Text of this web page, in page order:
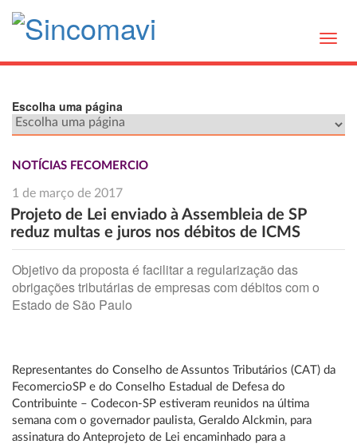
Escolha uma página
NOTÍCIAS FECOMERCIO
1 de março de 2017
Projeto de Lei enviado à Assembleia de SP
reduz multas e juros nos débitos de ICMS
Objetivo da proposta é facilitar a regularização das
obrigações tributárias de empresas com débitos com o
Estado de São Paulo
Representantes do Conselho de Assuntos Tributários (CAT) da
FecomercioSP e do Conselho Estadual de Defesa do
Contribuinte – Codecon-SP estiveram reunidos na última
semana com o governador paulista, Geraldo Alckmin, para
assinatura do Anteprojeto de Lei encaminhado para a